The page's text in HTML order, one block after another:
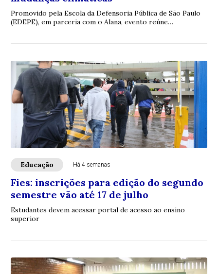
Promovido pela Escola da Defensoria Pública de São Paulo
(EDEPE), em parceria com o Alana, evento reúne
Educação Há 4 semanas
Fies: inscrições para edição do segundo
semestre vão até 17 de julho
Estudantes devem acessar portal de acesso ao ensino
superior